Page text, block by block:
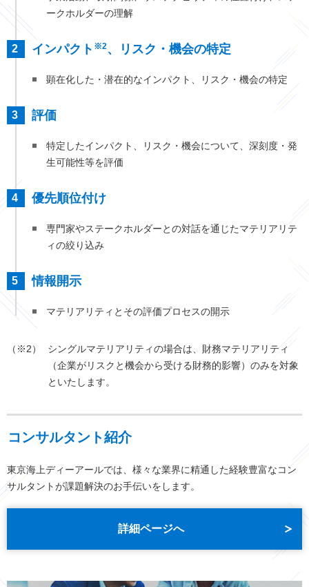
ークホルダーの理解
インパクト ※2、リスク・機会の特定
顕在化した・潜在的なインパクト、リスク・機会の特定
評価
特定したインパクト、リスク・機会について、深刻度・発
生可能性等を評価
優先順位付け
専門家やステークホルダーとの対話を通じたマテリアリテ
ィの絞り込み
情報開示
マテリアリティとその評価プロセスの開示
（※2）
シングルマテリアリティの場合は、財務マテリアリティ
（企業がリスクと機会から受ける財務的影響）のみを対象
といたします。
コンサルタント紹介
東京海上ディーアールでは、様々な業界に精通した経験豊富なコン
サルタントが課題解決のお手伝いをします。
詳細ページへ